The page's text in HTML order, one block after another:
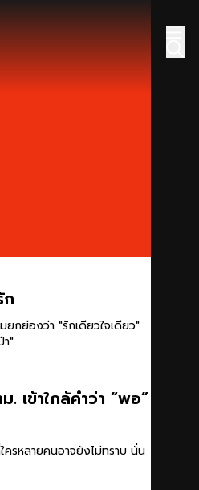
กย่องว่า "รักเดียวใจเดียว"
"
เข้าใกล้คำว่า “พอ”
รหลายคนอาจยังไม่ทราบ นั่น